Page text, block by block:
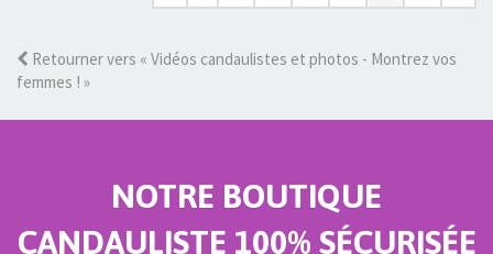
Retourner vers « Vidéos candaulistes et photos - Montrez vos
femmes ! »
NOTRE BOUTIQUE
CANDAULISTE 100% SÉCURISÉE